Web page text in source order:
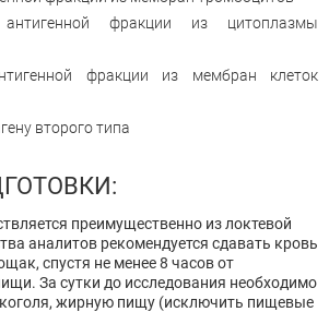
фракции из цитоплазмы
фракции из мембран клеток
второго типа
преимущественно из локтевой
аналитов рекомендуется сдавать кровь
спустя не менее 8 часов от
За сутки до исследования необходимо
жирную пищу (исключить пищевые